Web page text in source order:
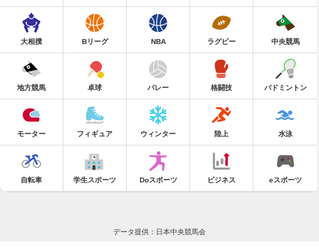
大相撲 Bリーグ NBA ラグビー 中央競馬
地方競馬 卓球 バレー 格闘技 バドミントン
モーター フィギュア ウィンター 陸上 水泳
自転車 学生スポーツ Doスポーツ ビジネス eスポーツ
データ提供：日本中央競馬会